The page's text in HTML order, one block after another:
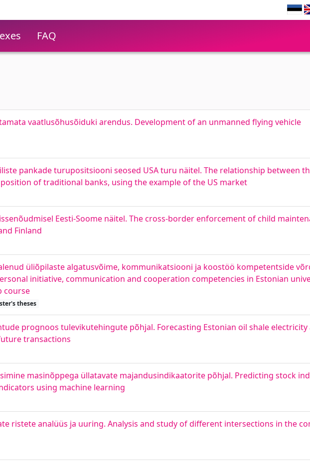
FAQ
vaatlusõhusõiduki arendus. Development of an unmanned flying vehicle
pankade turupositsiooni seosed USA turu näitel. The relationship between
of traditional banks, using the example of the US market
Eesti-Soome näitel. The cross-border enforcement of child
Finland
üliõpilaste algatusvõime, kommunikatsiooni ja koostöö kompetentside
initiative, communication and cooperation competencies in Estonian
course
theses
prognoos tulevikutehingute põhjal. Forecasting Estonian oil shale electricity
transactions
masinõppega üllatavate majandusindikaatorite põhjal. Predicting stock
using machine learning
ristete analüüs ja uuring. Analysis and study of different intersections in the